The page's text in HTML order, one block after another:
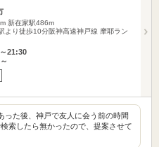
新在家駅486m
より徒歩10分阪神高速神戸線 摩耶ラン
21:30
た後、神戸で友人に会う前の時間
索したら無かったので、提案させて